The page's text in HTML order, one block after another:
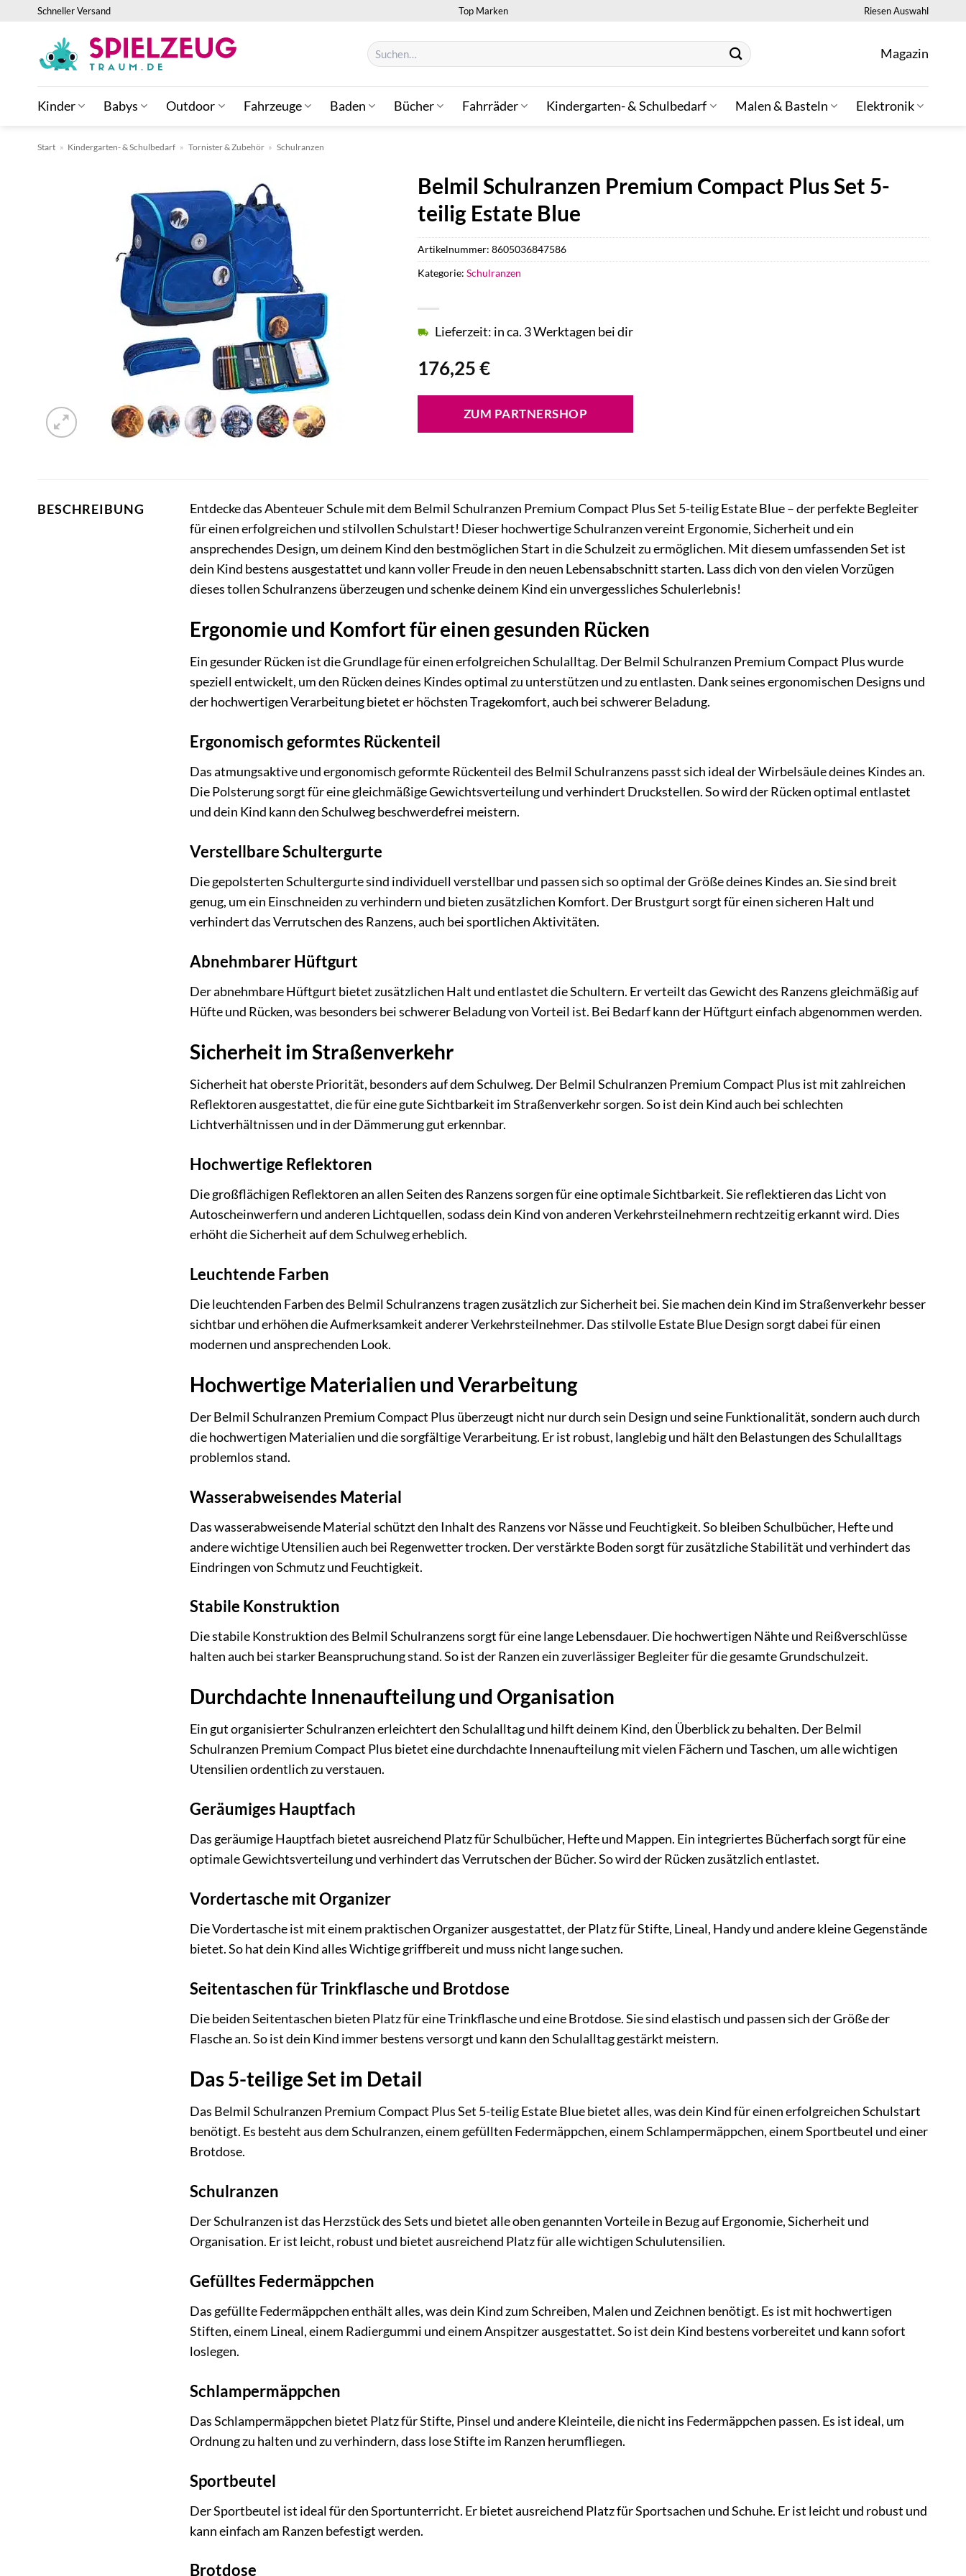
springen
Schneller Versand Top Marken Riesen Auswahl
Suchen
nach:
Magazin
Kinder Babys Outdoor Fahrzeuge Baden Bücher Fahrräder Kindergarten- & Schulbedarf Malen & Basteln Elektronik
Start » Kindergarten- & Schulbedarf » Tornister & Zubehör » Schulranzen
Belmil Schulranzen Premium Compact Plus Set 5-
teilig Estate Blue
176,25€
Lieferzeit: in ca. 3 Werktagen bei dir
ZUM PARTNERSHOP
Artikelnummer:8605036847586
Kategorie:Schulranzen
BESCHREIBUNG
Entdecke das Abenteuer Schule mit dem Belmil Schulranzen Premium Compact Plus Set 5-teilig Estate Blue – der perfekte Begleiter
für einen erfolgreichen und stilvollen Schulstart! Dieser hochwertige Schulranzen vereint Ergonomie, Sicherheit und ein
ansprechendes Design, um deinem Kind den bestmöglichen Start in die Schulzeit zu ermöglichen. Mit diesem umfassenden Set ist
dein Kind bestens ausgestattet und kann voller Freude in den neuen Lebensabschnitt starten. Lass dich von den vielen Vorzügen
dieses tollen Schulranzens überzeugen und schenke deinem Kind ein unvergessliches Schulerlebnis!
Ergonomie und Komfort für einen gesunden Rücken
Ein gesunder Rücken ist die Grundlage für einen erfolgreichen Schulalltag. Der Belmil Schulranzen Premium Compact Plus wurde
speziell entwickelt, um den Rücken deines Kindes optimal zu unterstützen und zu entlasten. Dank seines ergonomischen Designs und
der hochwertigen Verarbeitung bietet er höchsten Tragekomfort, auch bei schwerer Beladung.
Ergonomisch geformtes Rückenteil
Das atmungsaktive und ergonomisch geformte Rückenteil des Belmil Schulranzens passt sich ideal der Wirbelsäule deines Kindes an.
Die Polsterung sorgt für eine gleichmäßige Gewichtsverteilung und verhindert Druckstellen. So wird der Rücken optimal entlastet
und dein Kind kann den Schulweg beschwerdefrei meistern.
Verstellbare Schultergurte
Die gepolsterten Schultergurte sind individuell verstellbar und passen sich so optimal der Größe deines Kindes an. Sie sind breit
genug, um ein Einschneiden zu verhindern und bieten zusätzlichen Komfort. Der Brustgurt sorgt für einen sicheren Halt und
verhindert das Verrutschen des Ranzens, auch bei sportlichen Aktivitäten.
Abnehmbarer Hüftgurt
Der abnehmbare Hüftgurt bietet zusätzlichen Halt und entlastet die Schultern. Er verteilt das Gewicht des Ranzens gleichmäßig auf
Hüfte und Rücken, was besonders bei schwerer Beladung von Vorteil ist. Bei Bedarf kann der Hüftgurt einfach abgenommen werden.
Sicherheit im Straßenverkehr
Sicherheit hat oberste Priorität, besonders auf dem Schulweg. Der Belmil Schulranzen Premium Compact Plus ist mit zahlreichen
Reflektoren ausgestattet, die für eine gute Sichtbarkeit im Straßenverkehr sorgen. So ist dein Kind auch bei schlechten
Lichtverhältnissen und in der Dämmerung gut erkennbar.
Hochwertige Reflektoren
Die großflächigen Reflektoren an allen Seiten des Ranzens sorgen für eine optimale Sichtbarkeit. Sie reflektieren das Licht von
Autoscheinwerfern und anderen Lichtquellen, sodass dein Kind von anderen Verkehrsteilnehmern rechtzeitig erkannt wird. Dies
erhöht die Sicherheit auf dem Schulweg erheblich.
Leuchtende Farben
Die leuchtenden Farben des Belmil Schulranzens tragen zusätzlich zur Sicherheit bei. Sie machen dein Kind im Straßenverkehr besser
sichtbar und erhöhen die Aufmerksamkeit anderer Verkehrsteilnehmer. Das stilvolle Estate Blue Design sorgt dabei für einen
modernen und ansprechenden Look.
Hochwertige Materialien und Verarbeitung
Der Belmil Schulranzen Premium Compact Plus überzeugt nicht nur durch sein Design und seine Funktionalität, sondern auch durch
die hochwertigen Materialien und die sorgfältige Verarbeitung. Er ist robust, langlebig und hält den Belastungen des Schulalltags
problemlos stand.
Wasserabweisendes Material
Das wasserabweisende Material schützt den Inhalt des Ranzens vor Nässe und Feuchtigkeit. So bleiben Schulbücher, Hefte und
andere wichtige Utensilien auch bei Regenwetter trocken. Der verstärkte Boden sorgt für zusätzliche Stabilität und verhindert das
Eindringen von Schmutz und Feuchtigkeit.
Stabile Konstruktion
Die stabile Konstruktion des Belmil Schulranzens sorgt für eine lange Lebensdauer. Die hochwertigen Nähte und Reißverschlüsse
halten auch bei starker Beanspruchung stand. So ist der Ranzen ein zuverlässiger Begleiter für die gesamte Grundschulzeit.
Durchdachte Innenaufteilung und Organisation
Ein gut organisierter Schulranzen erleichtert den Schulalltag und hilft deinem Kind, den Überblick zu behalten. Der Belmil
Schulranzen Premium Compact Plus bietet eine durchdachte Innenaufteilung mit vielen Fächern und Taschen, um alle wichtigen
Utensilien ordentlich zu verstauen.
Geräumiges Hauptfach
Das geräumige Hauptfach bietet ausreichend Platz für Schulbücher, Hefte und Mappen. Ein integriertes Bücherfach sorgt für eine
optimale Gewichtsverteilung und verhindert das Verrutschen der Bücher. So wird der Rücken zusätzlich entlastet.
Vordertasche mit Organizer
Die Vordertasche ist mit einem praktischen Organizer ausgestattet, der Platz für Stifte, Lineal, Handy und andere kleine Gegenstände
bietet. So hat dein Kind alles Wichtige griffbereit und muss nicht lange suchen.
Seitentaschen für Trinkflasche und Brotdose
Die beiden Seitentaschen bieten Platz für eine Trinkflasche und eine Brotdose. Sie sind elastisch und passen sich der Größe der
Flasche an. So ist dein Kind immer bestens versorgt und kann den Schulalltag gestärkt meistern.
Das 5-teilige Set im Detail
Das Belmil Schulranzen Premium Compact Plus Set 5-teilig Estate Blue bietet alles, was dein Kind für einen erfolgreichen Schulstart
benötigt. Es besteht aus dem Schulranzen, einem gefüllten Federmäppchen, einem Schlampermäppchen, einem Sportbeutel und einer
Brotdose.
Schulranzen
Der Schulranzen ist das Herzstück des Sets und bietet alle oben genannten Vorteile in Bezug auf Ergonomie, Sicherheit und
Organisation. Er ist leicht, robust und bietet ausreichend Platz für alle wichtigen Schulutensilien.
Gefülltes Federmäppchen
Das gefüllte Federmäppchen enthält alles, was dein Kind zum Schreiben, Malen und Zeichnen benötigt. Es ist mit hochwertigen
Stiften, einem Lineal, einem Radiergummi und einem Anspitzer ausgestattet. So ist dein Kind bestens vorbereitet und kann sofort
loslegen.
Schlampermäppchen
Das Schlampermäppchen bietet Platz für Stifte, Pinsel und andere Kleinteile, die nicht ins Federmäppchen passen. Es ist ideal, um
Ordnung zu halten und zu verhindern, dass lose Stifte im Ranzen herumfliegen.
Sportbeutel
Der Sportbeutel ist ideal für den Sportunterricht. Er bietet ausreichend Platz für Sportsachen und Schuhe. Er ist leicht und robust und
kann einfach am Ranzen befestigt werden.
Brotdose